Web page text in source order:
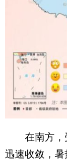
在南方，受
迅速收敛，